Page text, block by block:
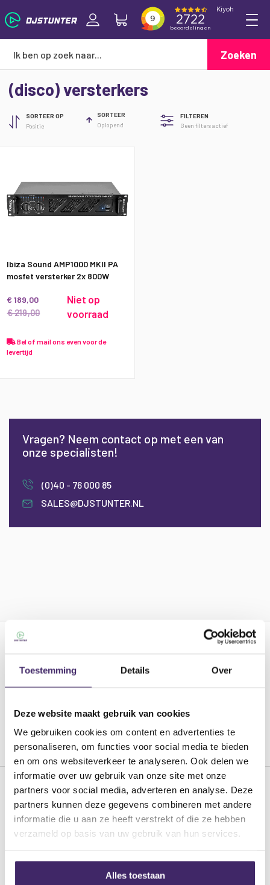
Toestemming Details Over
Deze website maakt gebruik van cookies
We gebruiken cookies om content en advertenties te
personaliseren, om functies voor social media te bieden
en om ons websiteverkeer te analyseren. Ook delen we
informatie over uw gebruik van onze site met onze
partners voor social media, adverteren en analyse. Deze
partners kunnen deze gegevens combineren met andere
informatie die u aan ze heeft verstrekt of die ze hebben
verzameld op basis van uw gebruik van hun services.
Alles toestaan
Zoeken
(disco) versterkers
SORTEER OP
SORTEER
Oplopend
FILTEREN
Geen filters actief
Ibiza Sound AMP1000 MKII PA
mosfet versterker 2x 800W
€ 189,00
€ 219,00
Niet op
voorraad
Bel of mail ons even voor de
levertijd
Vragen? Neem contact op met een van
onze specialisten!
(0)40 - 76 000 85
SALES@DJSTUNTER.NL
Wij zijn dagelijks telefonisch
bereikbaar van 10.00 - 17.30uur.
Stuur ons een e-mail
Wij doen er alles aan om uw email op werkdagen binnen 24 uur
te beantwoorden.